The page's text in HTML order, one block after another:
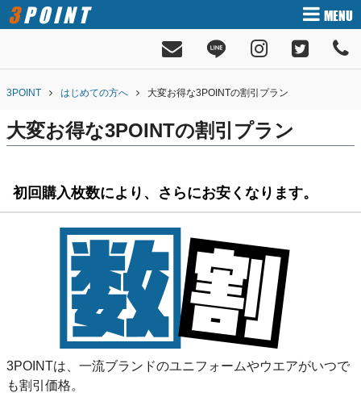
3POINT MENU
3POINT はじめての方へ 大変お得な3POINTの割引プラン
大変お得な3POINTの割引プラン
初回購入枚数により、さらにお安くなります。
3POINTは、一流ブランドのユニフォームやウエアがいつで
も割引価格。